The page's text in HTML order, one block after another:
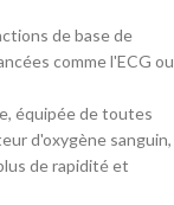
de base de
comme l'ECG ou
équipée de toutes
d'oxygène sanguin,
de rapidité et